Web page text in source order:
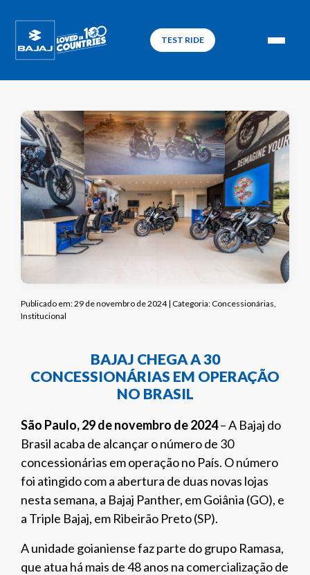
TEST RIDE
Publicado em: 29 de novembro de 2024 | Categoria: Concessionárias,
Institucional
BAJAJ CHEGA A 30
CONCESSIONÁRIAS EM OPERAÇÃO
NO BRASIL
São Paulo, 29 de novembro de 2024– A Bajaj do
Brasil acaba de alcançar o número de 30
concessionárias em operação no País. O número
foi atingido com a abertura de duas novas lojas
nesta semana, a Bajaj Panther, em Goiânia (GO), e
a Triple Bajaj, em Ribeirão Preto (SP).
A unidade goianiense faz parte do grupo Ramasa,
que atua há mais de 48 anos na comercialização de